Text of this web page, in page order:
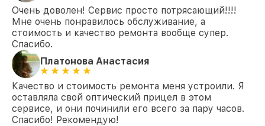
Очень доволен! Сервис просто потрясающий!!!!
Мне очень понравилось обслуживание, а
стоимость и качество ремонта вообще супер.
Спасибо.
Платонова Анастасия
Качество и стоимость ремонта меня устроили. Я
оставляла свой оптический прицел в этом
сервисе, и они починили его всего за пару часов.
Спасибо! Рекомендую!